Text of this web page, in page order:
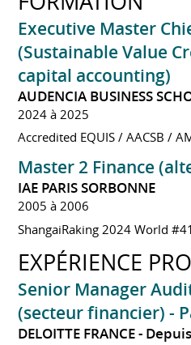
Executive Master
(Sustainable Value
capital accounting)
AUDENCIA BUSINESS
2024 à 2025
Accredited EQUIS / AACSB /
Master 2 Finance
IAE PARIS SORBONNE
2005 à 2006
ShangaiRaking 2024 World
EXPÉRIENCE
Senior Manager
(secteur financier) -
DELOITTE FRANCE